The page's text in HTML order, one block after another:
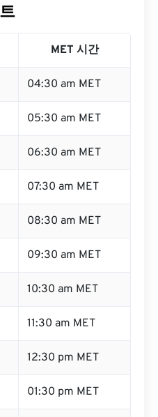
MET 시간
04:30 am MET
05:30 am MET
06:30 am MET
07:30 am MET
08:30 am MET
09:30 am MET
10:30 am MET
11:30 am MET
12:30 pm MET
01:30 pm MET